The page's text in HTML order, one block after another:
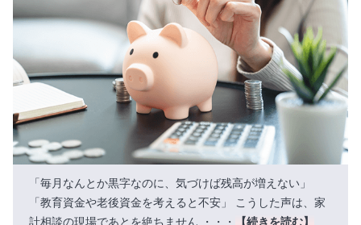
「毎月なんとか黒字なのに、気づけば残高が増えない」
「教育資金や老後資金を考えると不安」 こうした声は、家
計相談の現場であとを絶ちません ・・・
【続きを読む】